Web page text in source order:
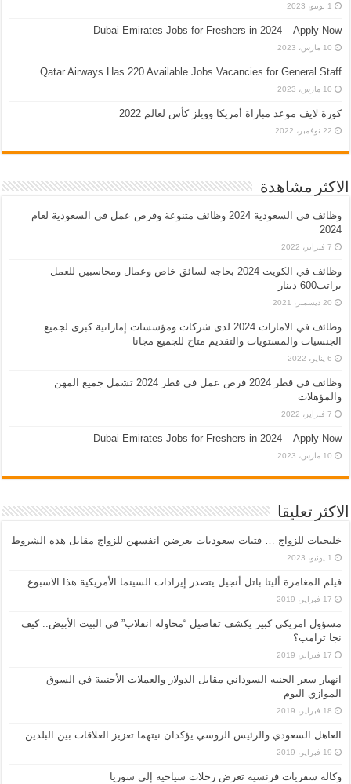
1 يونيو، 2023
Dubai Emirates Jobs for Freshers in 2024 – Apply Now
10 مارس، 2023
Qatar Airways Has 220 Available Jobs Vacancies for General Staff
10 مارس، 2023
كورة لايف موعد مباراة أمريكا وويلز كأس لعالم 2022
22 نوفمبر، 2022
الاكثر مشاهدة
وظائف في السعودية 2024 وظائف متنوعة وفرص عمل في السعودية لعام
2024
7 فبراير، 2022
وظائف في الكويت 2024 بحاجه لسائق خاص وعمال ومحاسبين للعمل
براتب600 دينار
20 ديسمبر، 2021
وظائف في الامارات 2024 لدى شركات ومؤسسات إماراتية كبرى لجميع
الجنسيات والمستويات والتقديم متاح للجميع مجانا
6 يناير، 2022
وظائف في قطر 2024 فرص عمل في قطر 2024 تشمل جميع المهن
والمؤهلات
7 فبراير، 2022
Dubai Emirates Jobs for Freshers in 2024 – Apply Now
10 مارس، 2023
الاكثر تعليقا
خليجيات للزواج … فتيات سعوديات يعرضن انفسهن للزواج مقابل هذه الشروط
1 يونيو، 2023
فيلم المغامرة أليتا‭ ‬باتل أنجيل يتصدر إيرادات السينما الأمريكية هذا الاسبوع
17 فبراير، 2019
مسؤول امريكي كبير يكشف تفاصيل “محاولة انقلاب” في البيت الأبيض.. كيف
نجا ترامب؟
17 فبراير، 2019
انهيار سعر الجنيه السوداني مقابل الدولار والعملات الأجنبية في السوق
الموازي اليوم
18 فبراير، 2019
العاهل السعودي والرئيس الروسي يؤكدان نيتهما تعزيز العلاقات بين البلدين
19 فبراير، 2019
وكالة سفريات فرنسية تعرض رحلات سياحية إلى سوريا